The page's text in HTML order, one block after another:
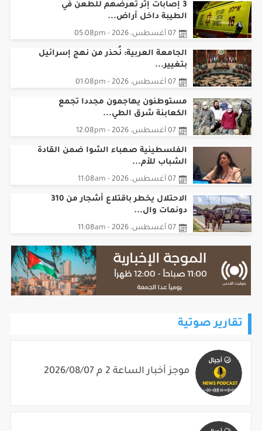
3 إصابات إثر تعرضهم للطعن في
الطيبة داخل أراض...
07 أغسطس، 2026 - 05:08pm
الجامعة العربية: نُحذر من نهج إسرائيل
بتغيير...
07 أغسطس، 2026 - 01:08pm
مستوطنون يهاجمون مجددا تجمع
الكعابنة شرق الطي...
07 أغسطس، 2026 - 12:08pm
الفلسطينية صهباء الشوا ضمن القادة
الشباب للأم...
07 أغسطس، 2026 - 11:08am
الاحتلال يخطر باقتلاع أشجار من 310
دونمات وال...
07 أغسطس، 2026 - 11:08am
تقارير صوتية
موجز أخبار الساعة 2 م 2026/08/07